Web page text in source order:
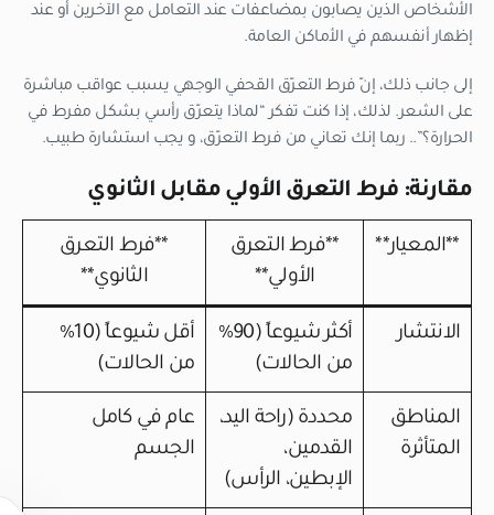
الأشخاص الذين يصابون بمضاعفات عند التعامل مع الآخرين أو عند
إظهار أنفسهم في الأماكن العامة.
إلى جانب ذلك، إنّ فرط التعرّق القحفي الوجهي يسبب عواقب مباشرة
على الشعر. لذلك، إذا كنت تفكر “لماذا يتعرّق رأسي بشكل مفرط في
الحرارة؟”.. ربما إنك تعاني من فرط التعرّق، و يجب استشارة طبيب.
مقارنة: فرط التعرق الأولي مقابل الثانوي
**المعيار**
**فرط التعرق
الأولي**
**فرط التعرق
الثانوي**
الانتشار
أكثر شيوعاً (90%
من الحالات)
أقل شيوعاً (10%
من الحالات)
المناطق
المتأثرة
محددة (راحة اليد،
القدمين،
الإبطين، الرأس)
عام في كامل
الجسم